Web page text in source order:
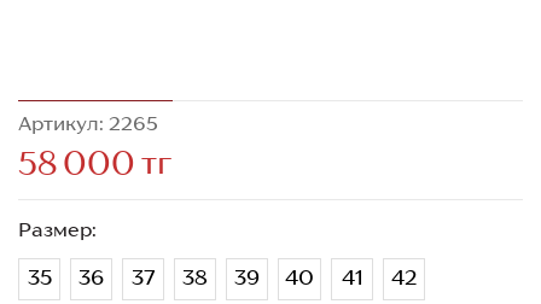
Артикул: 2265
58 000 тг
Размер:
35 36 37 38 39 40 41 42